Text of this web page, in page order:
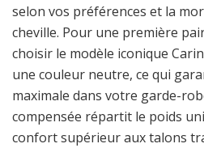
selon vos préférences et la
cheville. Pour une première
choisir le modèle iconique
une couleur neutre, ce qui
maximale dans votre garde-
compensée répartit le poids
confort supérieur aux talons